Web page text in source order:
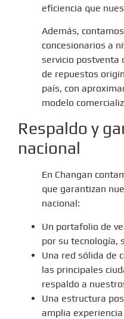
eficiencia que
Además,
concesionarios a
servicio postventa
de repuestos
país, con
modelo
Respaldo y
nacional
En Changan
que garantizan
nacional:
Un portafolio de
por su tecnología,
Una red sólida de
las principales
respaldo a
Una estructura
amplia